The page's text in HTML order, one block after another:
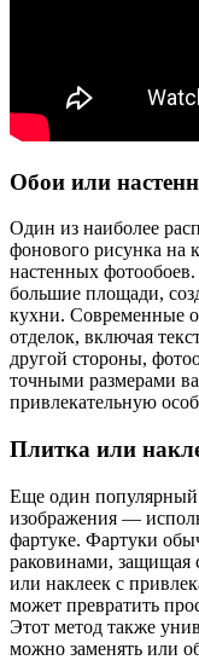
Обои или
Один из наиболее
фонового рисунка на
настенных
большие площади,
кухни. Современные
отделок, включая
другой стороны,
точными размерами
привлекательную
Плитка или
Еще один популярный
изображения —
фартуке. Фартуки
раковинами, защищая
или наклеек с
может превратить
Этот метод также
можно заменять или